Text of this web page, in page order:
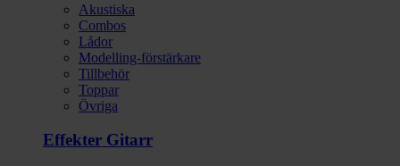
Akustiska
Combos
Lådor
Modelling-förstärkare
Tillbehör
Toppar
Övriga
Effekter Gitarr